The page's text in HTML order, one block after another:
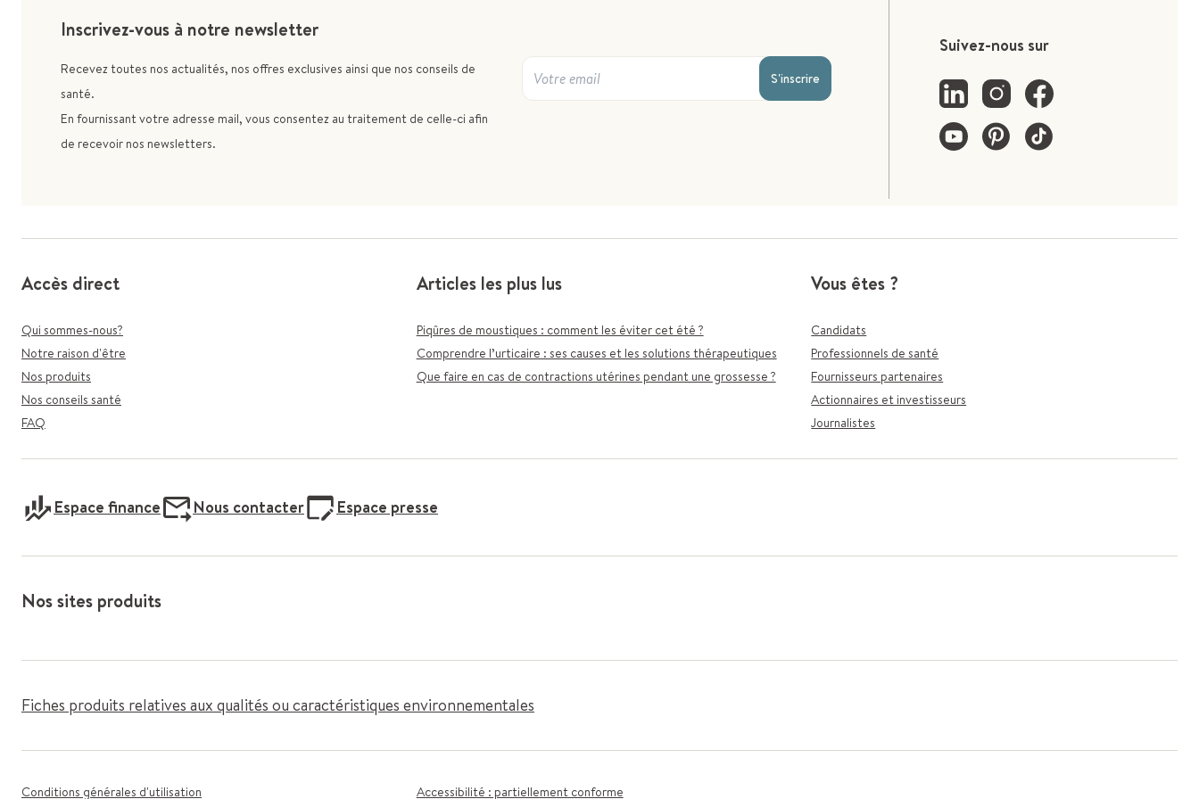
Inscrivez-vous à notre newsletter
Recevez toutes nos actualités, nos offres exclusives ainsi que nos conseils de
santé.
En fournissant votre adresse mail, vous consentez au traitement de celle-ci afin
de recevoir nos newsletters.
S'inscrire
Suivez-nous sur
Accès direct
Qui sommes-nous?
Notre raison d'être
Nos produits
Nos conseils santé
FAQ
Articles les plus lus
Piqûres de moustiques : comment les éviter cet été ?
Comprendre l’urticaire : ses causes et les solutions thérapeutiques
Que faire en cas de contractions utérines pendant une grossesse ?
Vous êtes ?
Candidats
Professionnels de santé
Fournisseurs partenaires
Actionnaires et investisseurs
Journalistes
Espace finance Nous contacter Espace presse
Nos sites produits
Fiches produits relatives aux qualités ou caractéristiques environnementales
Conditions générales d'utilisation Accessibilité : partiellement conforme